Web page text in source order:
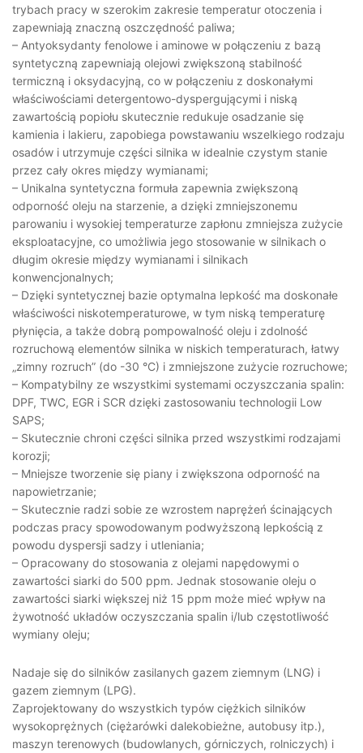
trybach pracy w szerokim zakresie temperatur otoczenia i
zapewniają znaczną oszczędność paliwa;
– Antyoksydanty fenolowe i aminowe w połączeniu z bazą
syntetyczną zapewniają olejowi zwiększoną stabilność
termiczną i oksydacyjną, co w połączeniu z doskonałymi
właściwościami detergentowo-dyspergującymi i niską
zawartością popiołu skutecznie redukuje osadzanie się
kamienia i lakieru, zapobiega powstawaniu wszelkiego rodzaju
osadów i utrzymuje części silnika w idealnie czystym stanie
przez cały okres między wymianami;
– Unikalna syntetyczna formuła zapewnia zwiększoną
odporność oleju na starzenie, a dzięki zmniejszonemu
parowaniu i wysokiej temperaturze zapłonu zmniejsza zużycie
eksploatacyjne, co umożliwia jego stosowanie w silnikach o
długim okresie między wymianami i silnikach
konwencjonalnych;
– Dzięki syntetycznej bazie optymalna lepkość ma doskonałe
właściwości niskotemperaturowe, w tym niską temperaturę
płynięcia, a także dobrą pompowalność oleju i zdolność
rozruchową elementów silnika w niskich temperaturach, łatwy
„zimny rozruch” (do -30 °C) i zmniejszone zużycie rozruchowe;
– Kompatybilny ze wszystkimi systemami oczyszczania spalin:
DPF, TWC, EGR i SCR dzięki zastosowaniu technologii Low
SAPS;
– Skutecznie chroni części silnika przed wszystkimi rodzajami
korozji;
– Mniejsze tworzenie się piany i zwiększona odporność na
napowietrzanie;
– Skutecznie radzi sobie ze wzrostem naprężeń ścinających
podczas pracy spowodowanym podwyższoną lepkością z
powodu dyspersji sadzy i utleniania;
– Opracowany do stosowania z olejami napędowymi o
zawartości siarki do 500 ppm. Jednak stosowanie oleju o
zawartości siarki większej niż 15 ppm może mieć wpływ na
żywotność układów oczyszczania spalin i/lub częstotliwość
wymiany oleju;
Nadaje się do silników zasilanych gazem ziemnym (LNG) i
gazem ziemnym (LPG).
Zaprojektowany do wszystkich typów ciężkich silników
wysokoprężnych (ciężarówki dalekobieżne, autobusy itp.),
maszyn terenowych (budowlanych, górniczych, rolniczych) i